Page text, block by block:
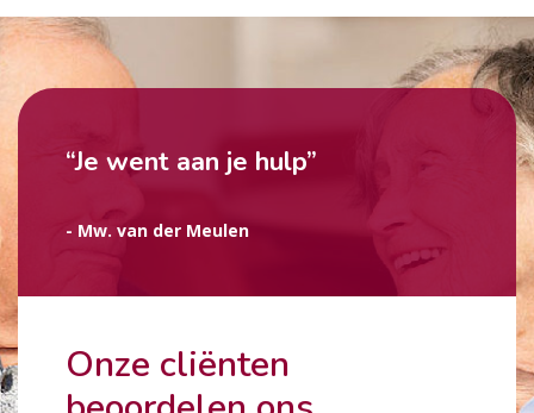
Onze cliënten
“Je went aan je hulp”
- Mw. van der Meulen